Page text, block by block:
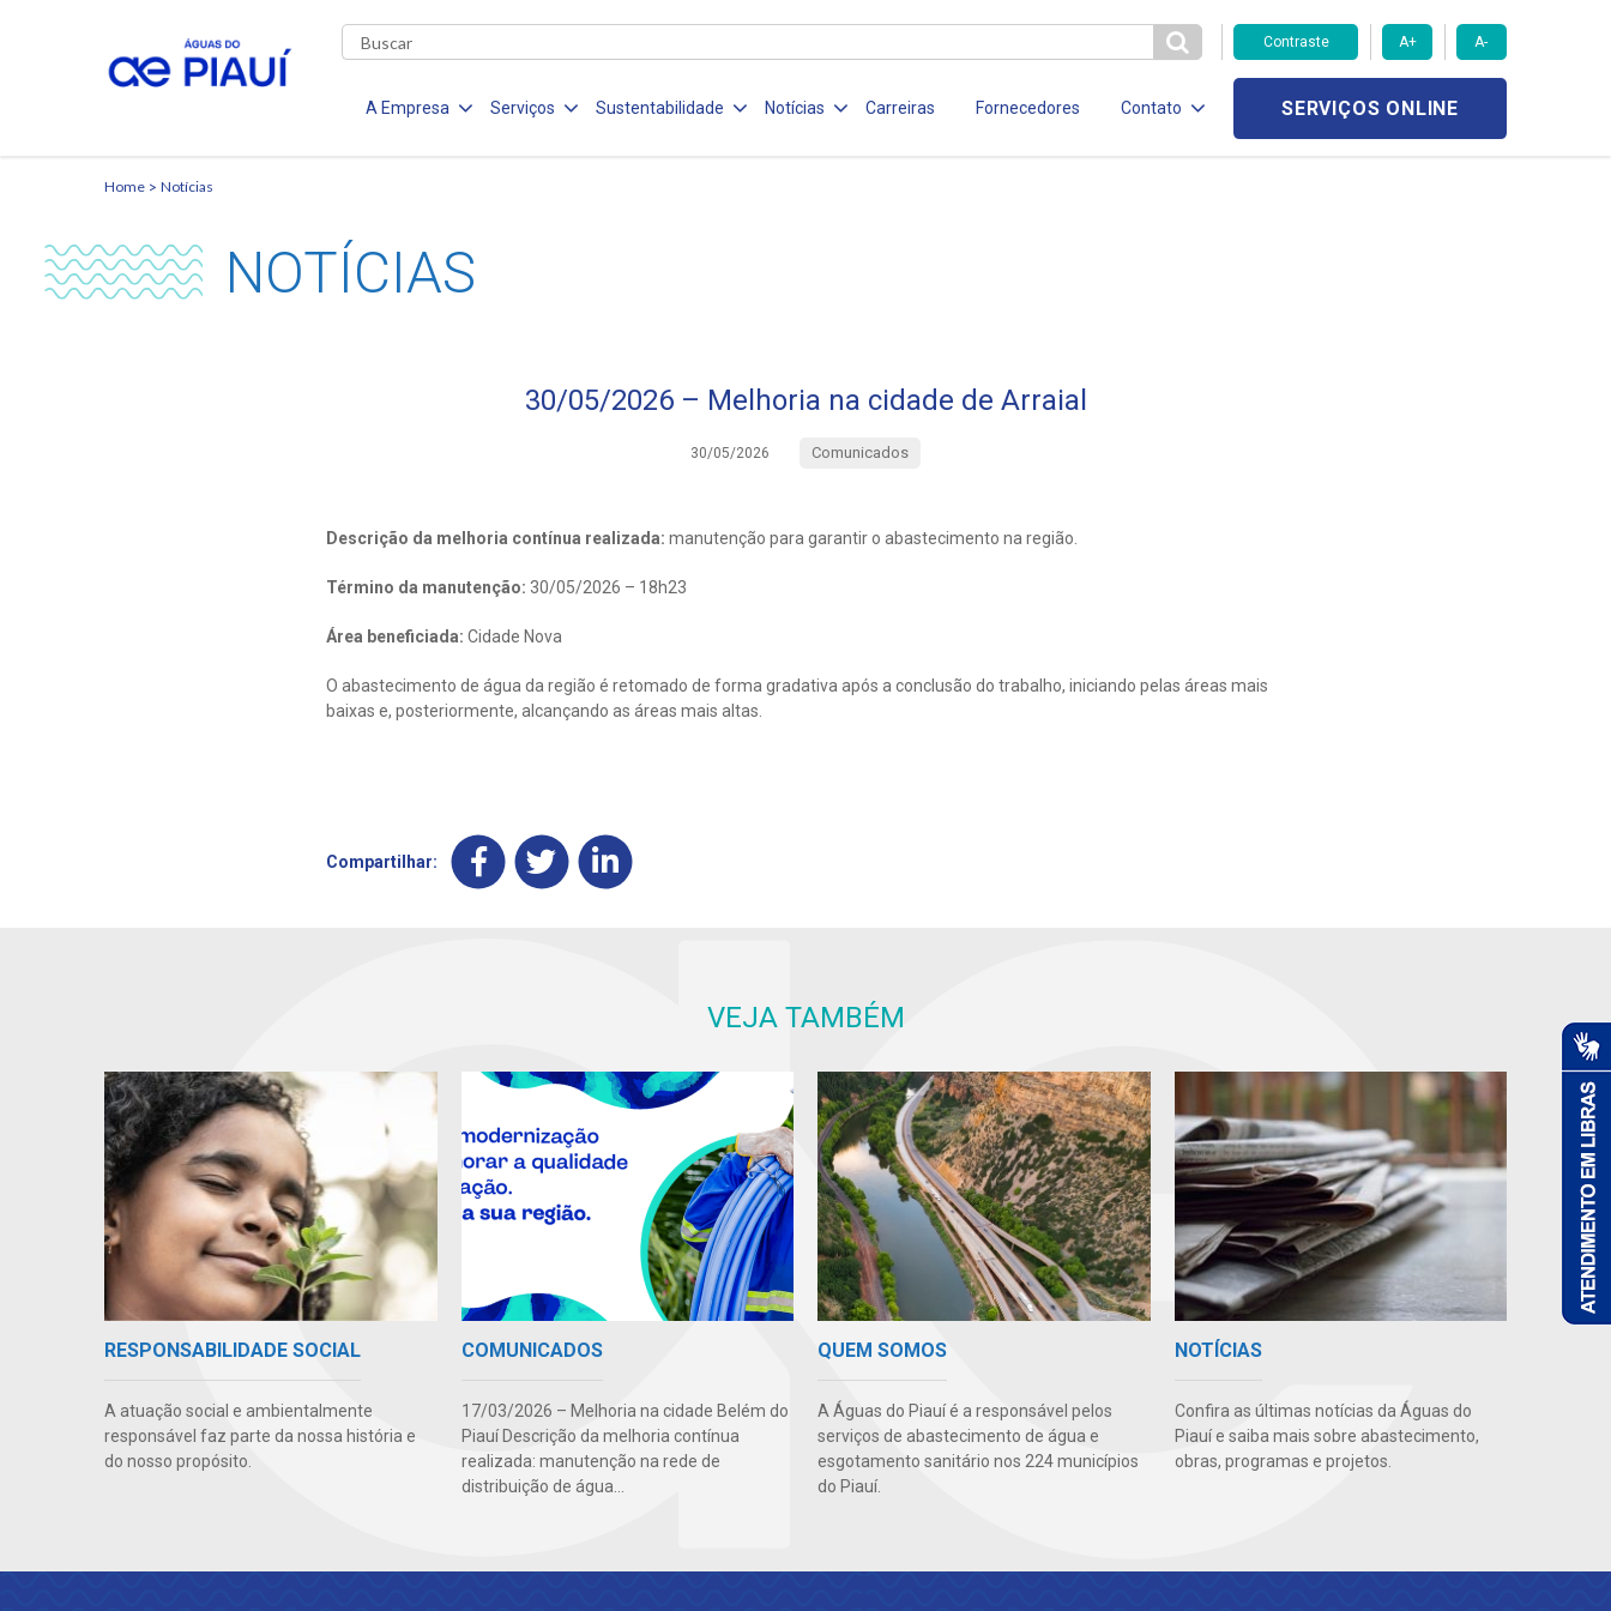
Contraste A+ A-
A Empresa Serviços Sustentabilidade Notícias Carreiras Fornecedores Contato SERVIÇOS ONLINE
Home Notícias
NOTÍCIAS
30/05/2026 – Melhoria na cidade de Arraial
30/05/2026 Comunicados
Descrição da melhoria contínua realizada: manutenção para garantir o abastecimento na região.
Término da manutenção: 30/05/2026 – 18h23
Área beneficiada: Cidade Nova
O abastecimento de água da região é retomado de forma gradativa após a conclusão do trabalho, iniciando pelas áreas mais
baixas e, posteriormente, alcançando as áreas mais altas.
Compartilhar:
VEJA TAMBÉM
RESPONSABILIDADE SOCIAL
A atuação social e ambientalmente
responsável faz parte da nossa história e
do nosso propósito.
COMUNICADOS
17/03/2026 – Melhoria na cidade Belém do
Piauí Descrição da melhoria contínua
realizada: manutenção na rede de
distribuição de água...
QUEM SOMOS
A Águas do Piauí é a responsável pelos
serviços de abastecimento de água e
esgotamento sanitário nos 224 municípios
do Piauí.
NOTÍCIAS
Confira as últimas notícias da Águas do
Piauí e saiba mais sobre abastecimento,
obras, programas e projetos.